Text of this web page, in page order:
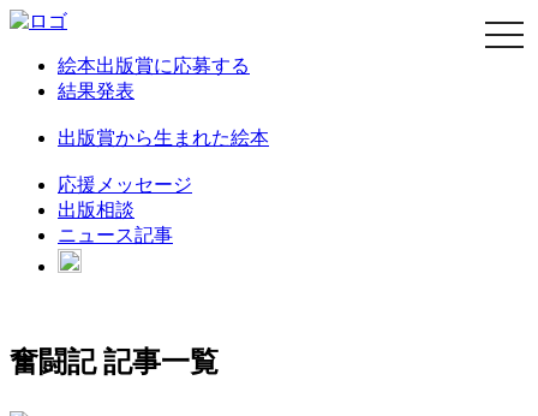
絵本出版賞に応募する
結果発表
出版賞から生まれた絵本
応援メッセージ
出版相談
ニュース記事
奮闘記 記事一覧